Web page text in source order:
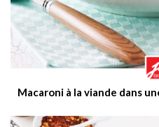
Macaroni à la viande dans